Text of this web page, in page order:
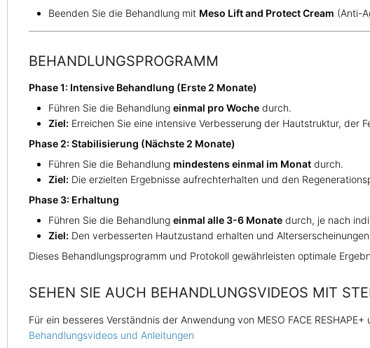
Beenden Sie die Behandlung mit Meso Lift and Protect Cream (Anti-
BEHANDLUNGSPROGRAMM
Phase 1: Intensive Behandlung (Erste 2 Monate)
Führen Sie die Behandlung einmal pro Woche durch.
Ziel: Erreichen Sie eine intensive Verbesserung der Hautstruktur, der
Phase 2: Stabilisierung (Nächste 2 Monate)
Führen Sie die Behandlung mindestens einmal im Monat durch.
Ziel: Die erzielten Ergebnisse aufrechterhalten und den
Phase 3: Erhaltung
Führen Sie die Behandlung einmal alle 3-6 Monate durch, je nach
Ziel: Den verbesserten Hautzustand erhalten und
Dieses Behandlungsprogramm und Protokoll gewährleisten optimale
SEHEN SIE AUCH BEHANDLUNGSVIDEOS MIT
Für ein besseres Verständnis der Anwendung von MESO FACE
Behandlungsvideos und Anleitungen